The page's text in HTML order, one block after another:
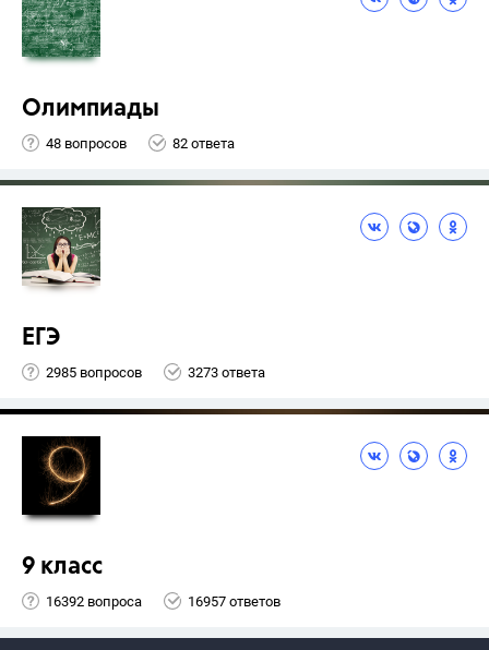
Олимпиады
48 вопросов 82 ответа
ЕГЭ
2985 вопросов 3273 ответа
9 класс
16392 вопроса 16957 ответов